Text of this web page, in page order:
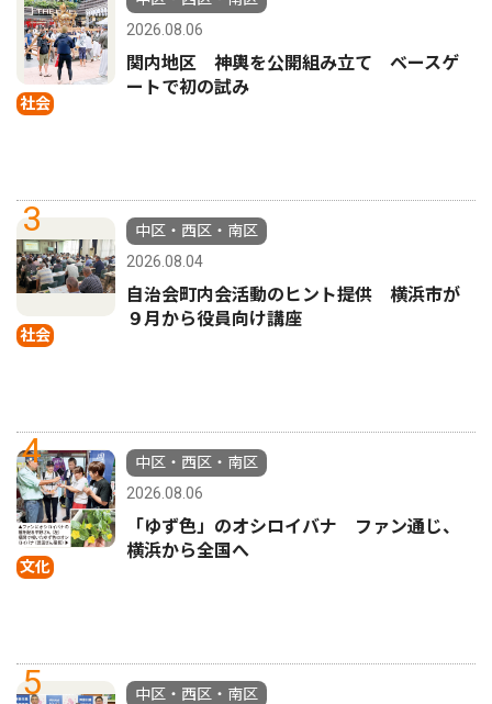
社会
2026.08.06
関内地区 神輿を公開組み立て ベースゲ
ートで初の試み
3
社会
中区・西区・南区
2026.08.04
自治会町内会活動のヒント提供 横浜市が
９月から役員向け講座
4
文化
中区・西区・南区
2026.08.06
「ゆず色」のオシロイバナ ファン通じ、
横浜から全国へ
5
中区・西区・南区